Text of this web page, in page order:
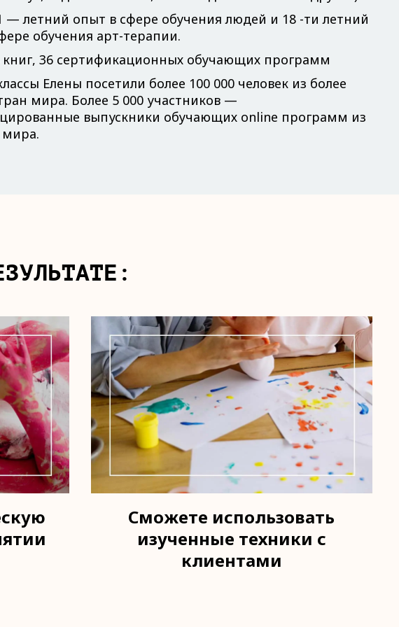
— летний опыт в сфере обучения людей и 18 -ти летний
обучения арт-терапии.
книг, 36 сертификационных обучающих программ
Елены посетили более 100 000 человек из более
мира. Более 5 000 участников —
выпускники обучающих online программ из
мира.
Сможете использовать
изученные техники с
клиентами